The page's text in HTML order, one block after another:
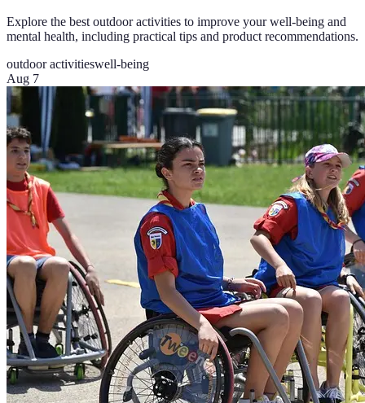
Explore the best outdoor activities to improve your well-being and
mental health, including practical tips and product recommendations.
outdoor activitieswell-being
Aug 7